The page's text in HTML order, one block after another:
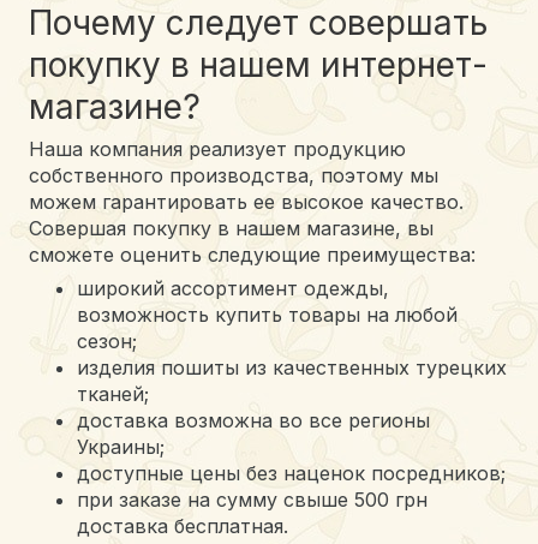
Почему следует совершать
покупку в нашем интернет-
магазине?
Наша компания реализует продукцию
собственного производства, поэтому мы
можем гарантировать ее высокое качество.
Совершая покупку в нашем магазине, вы
сможете оценить следующие преимущества:
широкий ассортимент одежды,
возможность купить товары на любой
сезон;
изделия пошиты из качественных турецких
тканей;
доставка возможна во все регионы
Украины;
доступные цены без наценок посредников;
при заказе на сумму свыше 500 грн
доставка бесплатная.